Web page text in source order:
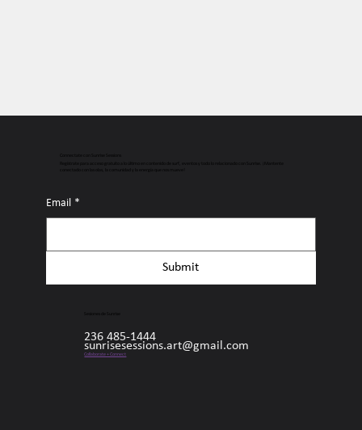
Email *
Submit
236 485-1444
sunrisesessions.art@gmail.com
Collaborate + Connect